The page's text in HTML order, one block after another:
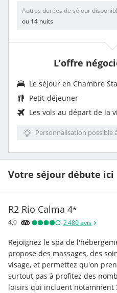
Autres durées de séjour
ou 14 nuits
L’offre
Le séjour en Chambre
Petit-déjeuner
Les vols au départ de la
Personnalisation possible
Votre séjour débute ici
R2 Rio Calma 4*
4,0 2 480avis
Rejoignez le spa de
propose des massages, des
visage, et permettez qu'on
surtout pas à profitez des
loisirs qui incluent notamment